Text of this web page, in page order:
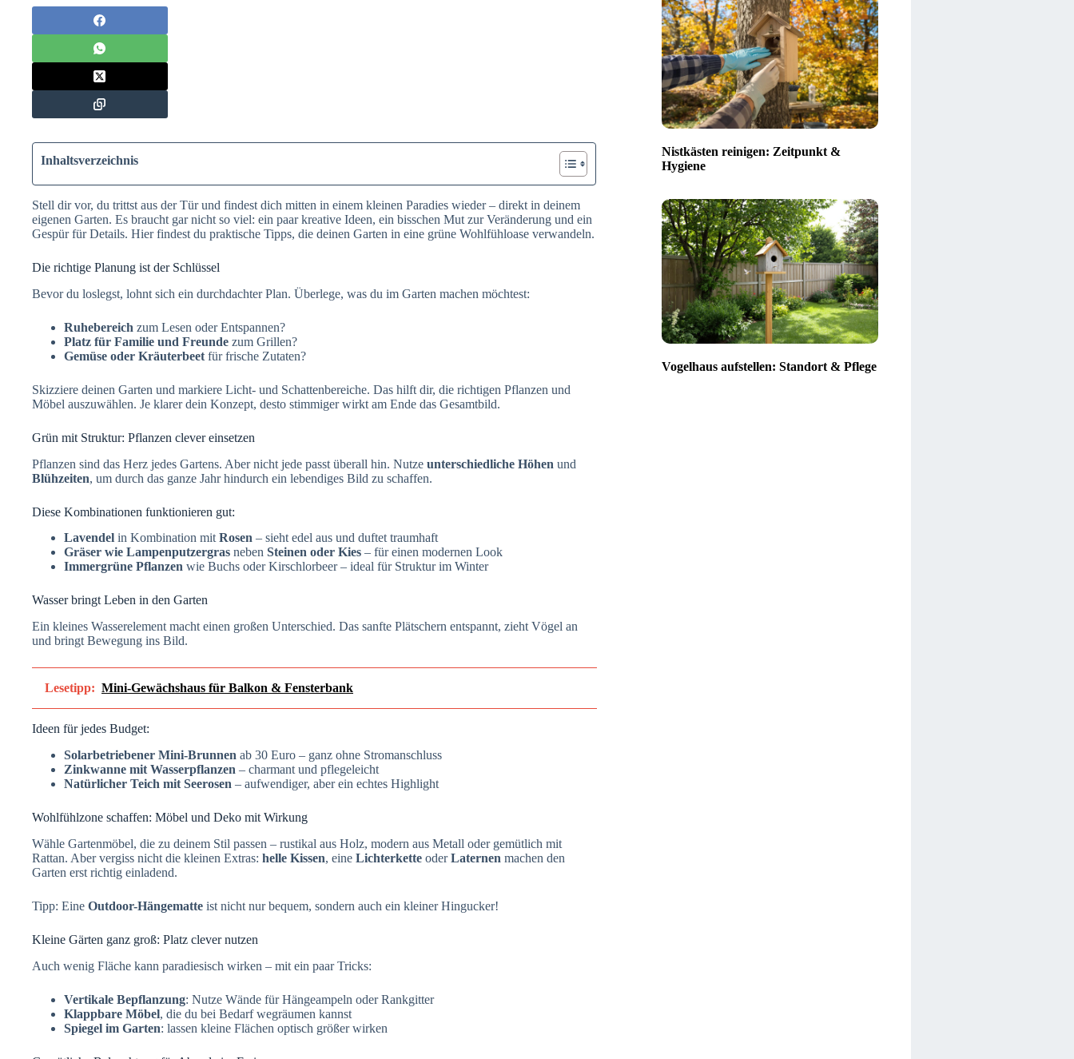
Inhaltsverzeichnis
Stell dir vor, du trittst aus der Tür und findest dich mitten in einem kleinen Paradies wieder – direkt in deinem
eigenen Garten. Es braucht gar nicht so viel: ein paar kreative Ideen, ein bisschen Mut zur Veränderung und ein
Gespür für Details. Hier findest du praktische Tipps, die deinen Garten in eine grüne Wohlfühloase verwandeln.
Die richtige Planung ist der Schlüssel
Bevor du loslegst, lohnt sich ein durchdachter Plan. Überlege, was du im Garten machen möchtest:
Ruhebereich zum Lesen oder Entspannen?
Platz für Familie und Freunde zum Grillen?
Gemüse oder Kräuterbeet für frische Zutaten?
Skizziere deinen Garten und markiere Licht- und Schattenbereiche. Das hilft dir, die richtigen Pflanzen und
Möbel auszuwählen. Je klarer dein Konzept, desto stimmiger wirkt am Ende das Gesamtbild.
Grün mit Struktur: Pflanzen clever einsetzen
Pflanzen sind das Herz jedes Gartens. Aber nicht jede passt überall hin. Nutze unterschiedliche Höhen und
Blühzeiten, um durch das ganze Jahr hindurch ein lebendiges Bild zu schaffen.
Diese Kombinationen funktionieren gut:
Lavendel in Kombination mit Rosen – sieht edel aus und duftet traumhaft
Gräser wie Lampenputzergras neben Steinen oder Kies – für einen modernen Look
Immergrüne Pflanzen wie Buchs oder Kirschlorbeer – ideal für Struktur im Winter
Wasser bringt Leben in den Garten
Ein kleines Wasserelement macht einen großen Unterschied. Das sanfte Plätschern entspannt, zieht Vögel an
und bringt Bewegung ins Bild.
Lesetipp: Mini-Gewächshaus für Balkon & Fensterbank
Ideen für jedes Budget:
Solarbetriebener Mini-Brunnen ab 30 Euro – ganz ohne Stromanschluss
Zinkwanne mit Wasserpflanzen – charmant und pflegeleicht
Natürlicher Teich mit Seerosen – aufwendiger, aber ein echtes Highlight
Wohlfühlzone schaffen: Möbel und Deko mit Wirkung
Wähle Gartenmöbel, die zu deinem Stil passen – rustikal aus Holz, modern aus Metall oder gemütlich mit
Rattan. Aber vergiss nicht die kleinen Extras: helle Kissen, eine Lichterkette oderLaternen machen den
Garten erst richtig einladend.
Tipp: Eine Outdoor-Hängematte ist nicht nur bequem, sondern auch ein kleiner Hingucker!
Kleine Gärten ganz groß: Platz clever nutzen
Auch wenig Fläche kann paradiesisch wirken – mit ein paar Tricks:
Vertikale Bepflanzung: Nutze Wände für Hängeampeln oder Rankgitter
Klappbare Möbel, die du bei Bedarf wegräumen kannst
Spiegel im Garten: lassen kleine Flächen optisch größer wirken
Nistkästen reinigen: Zeitpunkt &
Hygiene
Vogelhaus aufstellen: Standort & Pflege